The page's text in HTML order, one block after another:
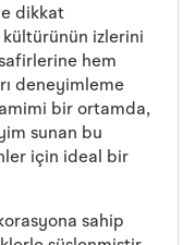
dikkat
izlerini
hem
deneyimleme
bir ortamda,
sunan bu
için ideal bir
sahip